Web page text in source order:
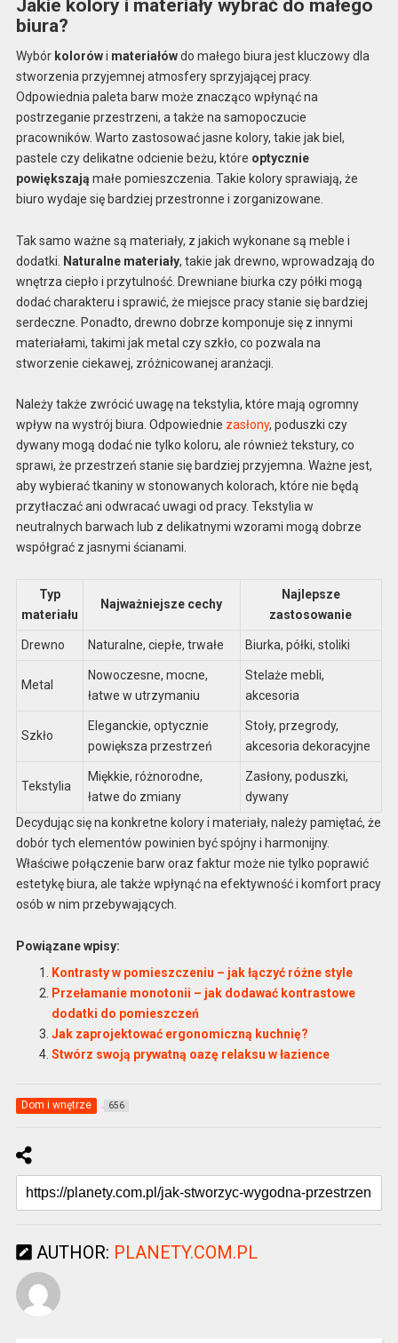
Jakie kolory i materiały wybrać do małego
biura?
Wybór kolorówi materiałówdo małego biura jest kluczowy dla
stworzenia przyjemnej atmosfery sprzyjającej pracy.
Odpowiednia paleta barw może znacząco wpłynąć na
postrzeganie przestrzeni, a także na samopoczucie
pracowników. Warto zastosować jasne kolory, takie jak biel,
pastele czy delikatne odcienie beżu, które optycznie
powiększają małe pomieszczenia. Takie kolory sprawiają, że
biuro wydaje się bardziej przestronne i zorganizowane.
Tak samo ważne są materiały, z jakich wykonane są meble i
dodatki.
Naturalne materiały, takie jak drewno, wprowadzają do
wnętrza ciepło i przytulność. Drewniane biurka czy półki mogą
dodać charakteru i sprawić, że miejsce pracy stanie się bardziej
serdeczne. Ponadto, drewno dobrze komponuje się z innymi
materiałami, takimi jak metal czy szkło, co pozwala na
stworzenie ciekawej, zróżnicowanej aranżacji.
Należy także zwrócić uwagę na tekstylia, które mają ogromny
wpływ na wystrój biura. Odpowiednie zasłony, poduszki czy
dywany mogą dodać nie tylko koloru, ale również tekstury, co
sprawi, że przestrzeń stanie się bardziej przyjemna. Ważne jest,
aby wybierać tkaniny w stonowanych kolorach, które nie będą
przytłaczać ani odwracać uwagi od pracy. Tekstylia w
neutralnych barwach lub z delikatnymi wzorami mogą dobrze
współgrać z jasnymi ścianami.
Typ
materiału
Najważniejsze cechy
Najlepsze
zastosowanie
Drewno Naturalne, ciepłe, trwałe Biurka, półki, stoliki
Metal
Nowoczesne, mocne,
łatwe w utrzymaniu
Stelaże mebli,
akcesoria
Szkło
Eleganckie, optycznie
powiększa przestrzeń
Stoły, przegrody,
akcesoria dekoracyjne
Tekstylia
Miękkie, różnorodne,
łatwe do zmiany
Zasłony, poduszki,
dywany
Decydując się na konkretne kolory i materiały, należy pamiętać, że
dobór tych elementów powinien być spójny i harmonijny.
Właściwe połączenie barw oraz faktur może nie tylko poprawić
estetykę biura, ale także wpłynąć na efektywność i komfort pracy
osób w nim przebywających.
Powiązane wpisy:
Kontrasty w pomieszczeniu – jak łączyć różne style
Przełamanie monotonii – jak dodawać kontrastowe
dodatki do pomieszczeń
Jak zaprojektować ergonomiczną kuchnię?
Stwórz swoją prywatną oazę relaksu w łazience
Dom i wnętrze 656
AUTHOR: PLANETY.COM.PL